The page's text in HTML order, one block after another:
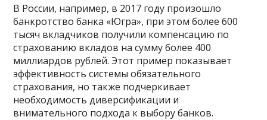
В России, например, в 2017 году произошло
банкротство банка «Югра», при этом более 600
тысяч вкладчиков получили компенсацию по
страхованию вкладов на сумму более 400
миллиардов рублей. Этот пример показывает
эффективность системы обязательного
страхования, но также подчеркивает
необходимость диверсификации и
внимательного подхода к выбору банков.